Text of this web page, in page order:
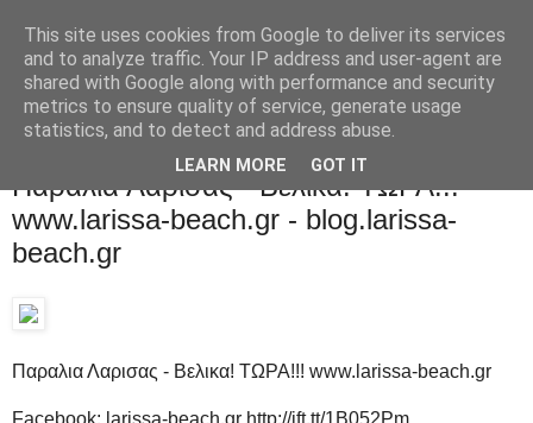
Παρασκευή 8 Αυγούστου 2014
Παραλια Λαρισας - Βελικα! ΤΩΡΑ!!!
www.larissa-beach.gr - blog.larissa-
beach.gr
Παραλια Λαρισας - Βελικα! ΤΩΡΑ!!! www.larissa-beach.gr
This site uses cookies from Google to deliver its services
and to analyze traffic. Your IP address and user-agent are
shared with Google along with performance and security
metrics to ensure quality of service, generate usage
statistics, and to detect and address abuse.
LEARN MORE GOT IT